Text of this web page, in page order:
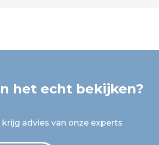
het echt bekijken?
advies van onze experts